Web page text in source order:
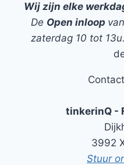
Wij zijn elke
De Open inloop
zaterdag 10 tot
tinkerinQ -
3992
Stuur